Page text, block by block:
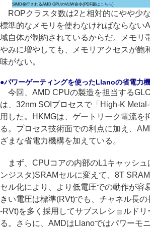
SIMD発行されるAMD GPUのVLIW命令(PDF版は こちら)
ROPクラスタ数は2と相対的にやや少
標準的なメモリを使わなければならない
域自体が制約されているからだ。メモリ
やみに増やしても、メモリアクセスが飽
味がない。
●パワーゲーティングを使ったLlanoの省電力
今回、AMD CPUの製造を担当する
は、32nm SOIプロセスで「High-K
用した。HKMGは、ゲートリーク電流を
る。プロセス技術面での利点に加え、
ざまな省電力機構を加えている。
まず、CPUコアの内部のL1キャッシュ
ンジスタ)SRAMセルに変えて、8T
セル化により、より低電圧での動作が容
きい電圧は標準(RVt)でも、チャネル長
-RVt)を多く採用してサブスレショルド
る。さらに、AMDはLlanoではパワーモ